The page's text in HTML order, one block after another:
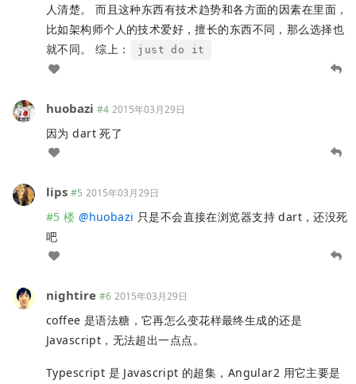
人清楚。 而且这种东西有技术趋势和各方面的因素在里面，
比如架构师个人的技术爱好，擅长的东西不同，那么选择也
就不同。 综上：
just do it
huobazi #4 2015年03月29日
因为 dart 死了
lips #5 2015年03月29日
#5 楼 @huobazi 只是不会直接在浏览器支持 dart，还没死
吧
nightire #6 2015年03月29日
coffee 是语法糖，它再怎么变花样最终生成的还是
Javascript，无法超出一点点。
Typescript 是 Javascript 的超集，Angular2 用它主要是